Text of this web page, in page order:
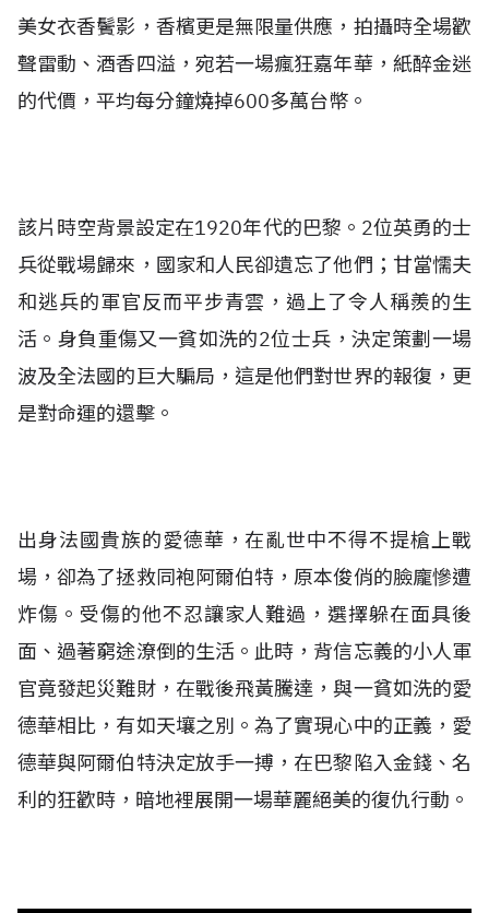
美女衣香鬢影，香檳更是無限量供應，拍攝時全場歡
聲雷動、酒香四溢，宛若一場瘋狂嘉年華，紙醉金迷
的代價，平均每分鐘燒掉600多萬台幣。
該片時空背景設定在1920年代的巴黎。2位英勇的士
兵從戰場歸來，國家和人民卻遺忘了他們；甘當懦夫
和逃兵的軍官反而平步青雲，過上了令人稱羨的生
活。身負重傷又一貧如洗的2位士兵，決定策劃一場
波及全法國的巨大騙局，這是他們對世界的報復，更
是對命運的還擊。
出身法國貴族的愛德華，在亂世中不得不提槍上戰
場，卻為了拯救同袍阿爾伯特，原本俊俏的臉龐慘遭
炸傷。受傷的他不忍讓家人難過，選擇躲在面具後
面、過著窮途潦倒的生活。 此時，背信忘義的小人軍
官竟發起災難財，在戰後飛黃騰達，與一貧如洗的愛
德華相比，有如天壤之別。為了實現心中的正義，愛
德華與阿爾伯特決定放手一搏，在巴黎陷入金錢、名
利的狂歡時，暗地裡展開一場華麗絕美的復仇行動。